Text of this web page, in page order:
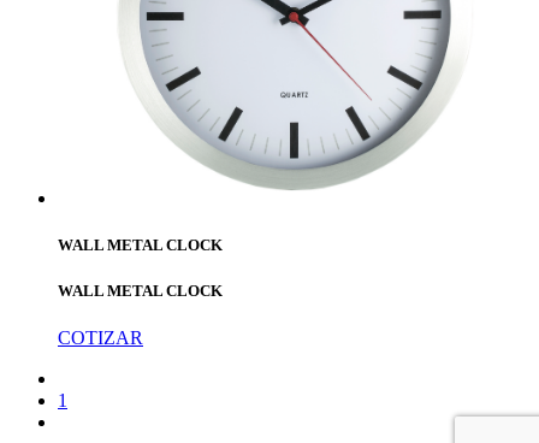
WALL METAL CLOCK
WALL METAL CLOCK
COTIZAR
1